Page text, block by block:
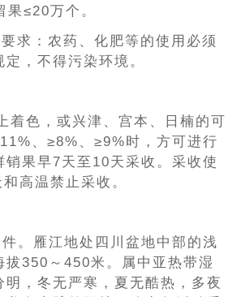
≤20万个。
求：农药、化肥等的使用必须
，不得污染环境。
着色，或兴津、宫本、日楠的可
、≥8%、≥9%时，方可进行
销果早7天至10天采收。采收使
高温禁止采收。
。雁江地处四川盆地中部的浅
拔350～450米。属中亚热带湿
明，冬无严寒，夏无酷热，多夜